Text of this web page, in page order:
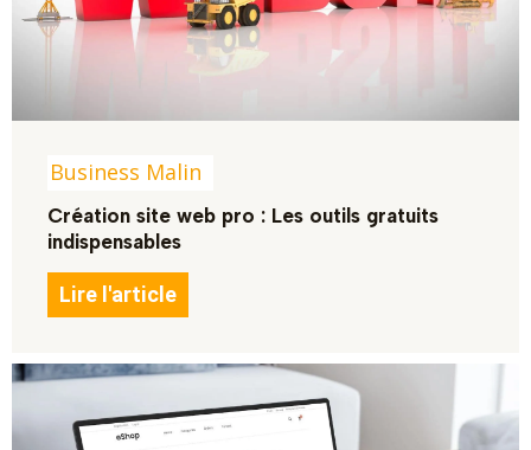
Business Malin
Création site web pro : Les outils gratuits
indispensables
Lire l'article